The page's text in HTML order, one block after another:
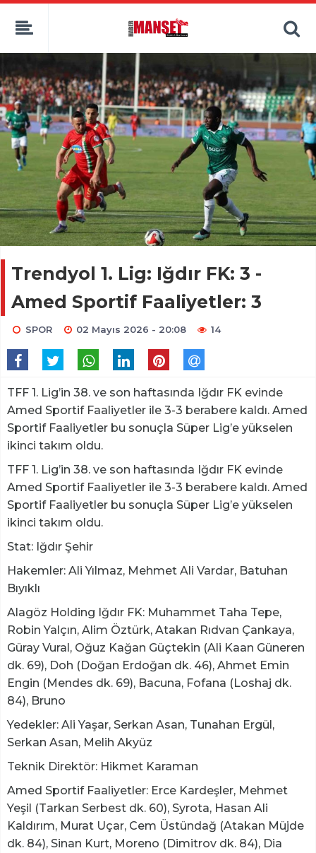
Trendyol 1. Lig: Iğdır FK: 3 -
Amed Sportif Faaliyetler: 3
SPOR 02 Mayıs 2026 - 20:08 14
TFF 1. Lig’in 38. ve son haftasında Iğdır FK evinde
Amed Sportif Faaliyetler ile 3-3 berabere kaldı. Amed
Sportif Faaliyetler bu sonuçla Süper Lig’e yükselen
ikinci takım oldu.
TFF 1. Lig’in 38. ve son haftasında Iğdır FK evinde
Amed Sportif Faaliyetler ile 3-3 berabere kaldı. Amed
Sportif Faaliyetler bu sonuçla Süper Lig’e yükselen
ikinci takım oldu.
Stat: Iğdır Şehir
Hakemler: Ali Yılmaz, Mehmet Ali Vardar, Batuhan
Bıyıklı
Alagöz Holding Iğdır FK: Muhammet Taha Tepe,
Robin Yalçın, Alim Öztürk, Atakan Rıdvan Çankaya,
Güray Vural, Oğuz Kağan Güçtekin (Ali Kaan Güneren
dk. 69), Doh (Doğan Erdoğan dk. 46), Ahmet Emin
Engin (Mendes dk. 69), Bacuna, Fofana (Loshaj dk.
84), Bruno
Yedekler: Ali Yaşar, Serkan Asan, Tunahan Ergül,
Serkan Asan, Melih Akyüz
Teknik Direktör: Hikmet Karaman
Amed Sportif Faaliyetler: Erce Kardeşler, Mehmet
Yeşil (Tarkan Serbest dk. 60), Syrota, Hasan Ali
Kaldırım, Murat Uçar, Cem Üstündağ (Atakan Müjde
dk. 84), Sinan Kurt, Moreno (Dimitrov dk. 84), Dia